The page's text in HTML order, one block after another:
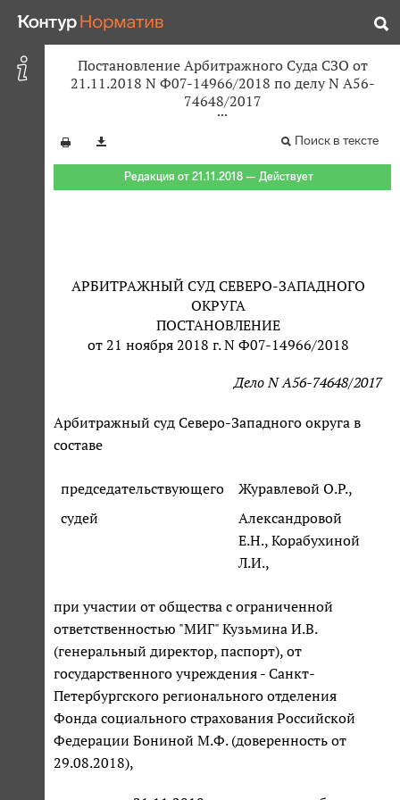
Постановление Арбитражного Суда СЗО от
21.11.2018 N Ф07-14966/2018 по делу N А56-
74648/2017
Поиск в тексте
Редакция от 21.11.2018 — Действует
АРБИТРАЖНЫЙ СУД СЕВЕРО-ЗАПАДНОГО
ОКРУГА
ПОСТАНОВЛЕНИЕ
от 21 ноября 2018 г. N Ф07-14966/2018
Дело N А56-74648/2017
Арбитражный суд Северо-Западного округа в
составе
председательствующего
Журавлевой О.Р.,
судей
Александровой
Е.Н., Корабухиной
Л.И.,
при участии от общества с ограниченной
ответственностью "МИГ" Кузьмина И.В.
(генеральный директор, паспорт), от
государственного учреждения - Санкт-
Петербургского регионального отделения
Фонда социального страхования Российской
Федерации Бониной М.Ф. (доверенность от
29.08.2018),